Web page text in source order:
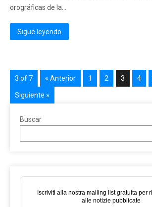
orográficas de la...
Sigue leyendo
3 of 7 « Anterior 1 2 3 4
Siguiente »
Buscar
Iscriviti alla nostra mailing list gratuita per
alle notizie pubblicate